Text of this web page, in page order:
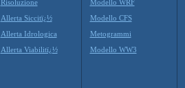
Risoluzione
Allerta Siccitï¿½
Allerta Idrologica
Allerta Viabilitï¿½
Modello WRF
Modello CFS
Metogrammi
Modello WW3